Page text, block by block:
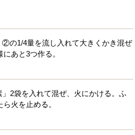
の1/4量を流し入れて大きくかき混ぜ
あと3つ作る。
2袋を入れて混ぜ、火にかける。ふ
火を止める。